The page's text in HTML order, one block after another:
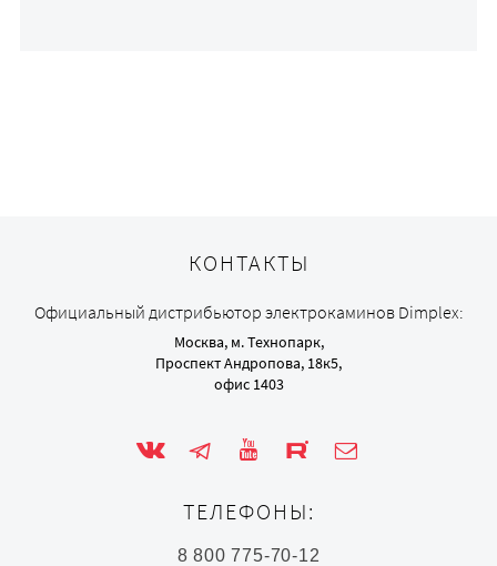
КОНТАКТЫ
Официальный дистрибьютор электрокаминов Dimplex:
Москва, м. Технопарк,
Проспект Андропова, 18к5,
офис 1403
ТЕЛЕФОНЫ:
8 800 775-70-12